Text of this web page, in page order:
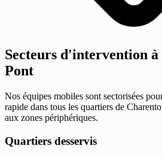
Secteurs d'intervention
Pont
Nos équipes mobiles sont sectorisées
rapide dans tous les quartiers de
aux zones périphériques.
Quartiers desservis